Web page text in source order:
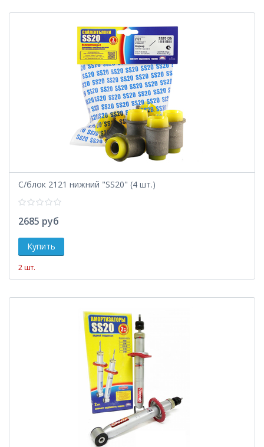
С/блок 2121 нижний "SS20" (4 шт.)
2685 руб
2 шт.